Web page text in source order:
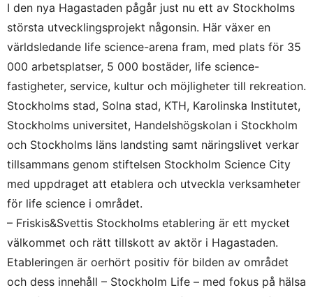
I den nya Hagastaden pågår just nu ett av Stockholms
största utvecklingsprojekt någonsin. Här växer en
världsledande life science-arena fram, med plats för 35
000 arbetsplatser, 5 000 bostäder, life science-
fastigheter, service, kultur och möjligheter till rekreation.
Stockholms stad, Solna stad, KTH, Karolinska Institutet,
Stockholms universitet, Handelshögskolan i Stockholm
och Stockholms läns landsting samt näringslivet verkar
tillsammans genom stiftelsen Stockholm Science City
med uppdraget att etablera och utveckla verksamheter
för life science i området.
– Friskis&Svettis Stockholms etablering är ett mycket
välkommet och rätt tillskott av aktör i Hagastaden.
Etableringen är oerhört positiv för bilden av området
och dess innehåll – Stockholm Life – med fokus på hälsa